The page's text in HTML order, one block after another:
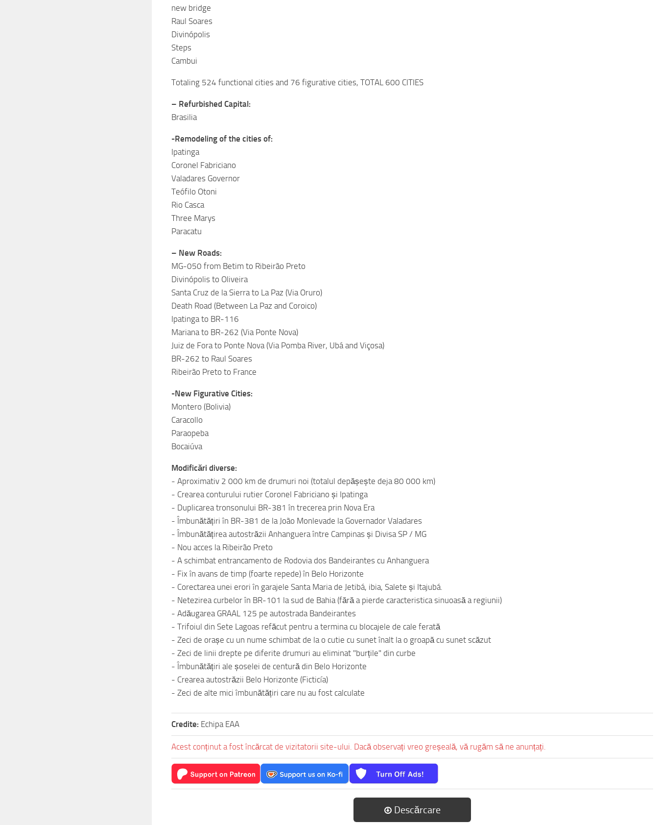
new bridge
Raul Soares
Divinópolis
Steps
Cambui
Totaling 524 functional cities and 76 figurative cities, TOTAL 600 CITIES
– Refurbished Capital:
Brasilia
-Remodeling of the cities of:
Ipatinga
Coronel Fabriciano
Valadares Governor
Teófilo Otoni
Rio Casca
Three Marys
Paracatu
– New Roads:
MG-050 from Betim to Ribeirão Preto
Divinópolis to Oliveira
Santa Cruz de la Sierra to La Paz (Via Oruro)
Death Road (Between La Paz and Coroico)
Ipatinga to BR-116
Mariana to BR-262 (Via Ponte Nova)
Juiz de Fora to Ponte Nova (Via Pomba River, Ubá and Viçosa)
BR-262 to Raul Soares
Ribeirão Preto to France
-New Figurative Cities:
Montero (Bolivia)
Caracollo
Paraopeba
Bocaiúva
Modificări diverse:
- Aproximativ 2 000 km de drumuri noi (totalul depășește deja 80 000 km)
- Crearea conturului rutier Coronel Fabriciano și Ipatinga
- Duplicarea tronsonului BR-381 în trecerea prin Nova Era
- Îmbunătățiri în BR-381 de la João Monlevade la Governador Valadares
- Îmbunătățirea autostrăzii Anhanguera între Campinas și Divisa SP / MG
- Nou acces la Ribeirão Preto
- A schimbat entrancamento de Rodovia dos Bandeirantes cu Anhanguera
- Fix în avans de timp (foarte repede) în Belo Horizonte
- Corectarea unei erori în garajele Santa Maria de Jetibá, ibia, Salete și Itajubá.
- Netezirea curbelor în BR-101 la sud de Bahia (fără a pierde caracteristica sinuoasă a regiunii)
- Adăugarea GRAAL 125 pe autostrada Bandeirantes
- Trifoiul din Sete Lagoas refăcut pentru a termina cu blocajele de cale ferată
- Zeci de orașe cu un nume schimbat de la o cutie cu sunet înalt la o groapă cu sunet scăzut
- Zeci de linii drepte pe diferite drumuri au eliminat "burțile" din curbe
- Îmbunătățiri ale șoselei de centură din Belo Horizonte
- Crearea autostrăzii Belo Horizonte (Ficticía)
- Zeci de alte mici îmbunătățiri care nu au fost calculate
Credite: Echipa EAA
Acest conținut a fost încărcat de vizitatorii site-ului. Dacă observați vreo greșeală, vă rugăm să ne anunțați.
Descărcare